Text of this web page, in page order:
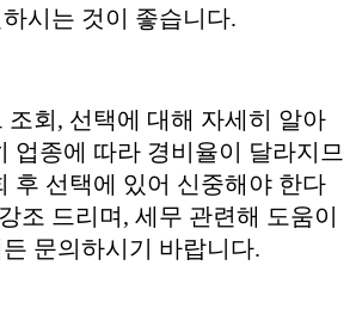
시는 것이 좋습니다.
조회, 선택에 대해 자세히 알아
업종에 따라 경비율이 달라지므
후 선택에 있어 신중해야 한다
조 드리며, 세무 관련해 도움이
문의하시기 바랍니다.